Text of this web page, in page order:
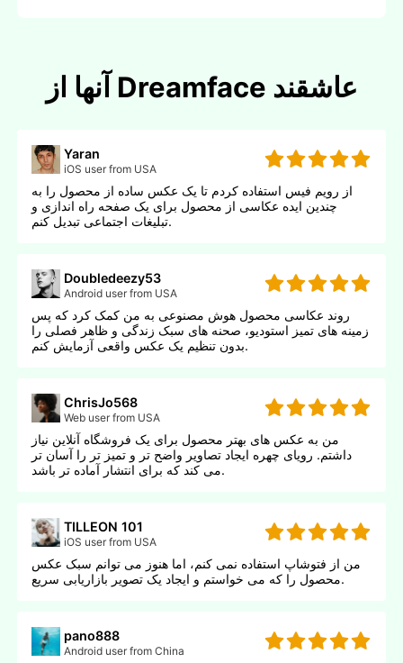
آنها از Dreamface عاشقند
Yaran
iOS user from USA
از رویم فیس استفاده کردم تا یک عکس ساده از محصول را به
چندین ایده عکاسی از محصول برای یک صفحه راه اندازی و
تبلیغات اجتماعی تبدیل کنم.
Doubledeezy53
Android user from USA
روند عکاسی محصول هوش مصنوعی به من کمک کرد که پس
زمینه های تمیز استودیو، صحنه های سبک زندگی و ظاهر فصلی را
بدون تنظیم یک عکس واقعی آزمایش کنم.
ChrisJo568
Web user from USA
من به عکس های بهتر محصول برای یک فروشگاه آنلاین نیاز
داشتم. رویای چهره ایجاد تصاویر واضح تر و تمیز تر را آسان تر
می کند که برای انتشار آماده تر باشد.
TILLEON 101
iOS user from USA
من از فتوشاپ استفاده نمی کنم، اما هنوز می توانم سبک عکس
محصول را که می خواستم و ایجاد یک تصویر بازاریابی سریع.
pano888
Android user from China